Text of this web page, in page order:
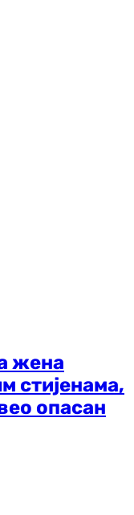
жена
стијенама,
опасан